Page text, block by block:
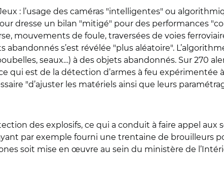
: l’usage des caméras "intelligentes" ou
dresse un bilan "mitigé" pour des performances
mouvements de foule, traversées de voies
s’est révélée "plus aléatoire".
seaux…) à des objets abandonnés. Sur 270
qui est de la détection d’armes à feu expérimentée
"d’ajuster les matériels ainsi que leurs
des explosifs, ce qui a conduit à faire appel aux
par exemple fourni une trentaine de brouilleurs
soit mise en œuvre au sein du ministère de